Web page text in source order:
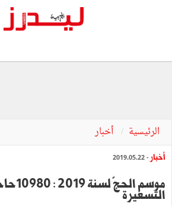
الرئيسية أخبار
أخبار - 2019.05.22
التسعيرة